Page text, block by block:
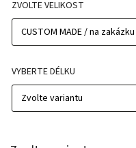
ZVOLTE VELIKOST
VYBERTE DÉLKU